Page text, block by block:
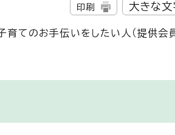
印刷 大きな文
育てのお手伝いをしたい人（提供会